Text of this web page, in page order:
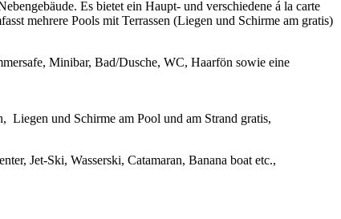
Es bietet ein Haupt- und verschiedene á la carte
mehrere Pools mit Terrassen (Liegen und Schirme am gratis)
Minibar, Bad/Dusche, WC, Haarfön sowie eine
Liegen und Schirme am Pool und am Strand gratis,
Jet-Ski, Wasserski, Catamaran, Banana boat etc.,